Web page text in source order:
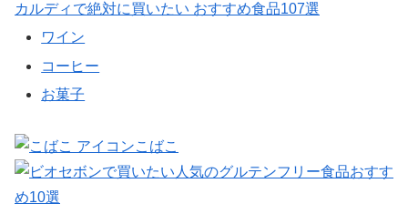
カルディで絶対に買いたい おすすめ食品107選
ワイン
コーヒー
お菓子
こばこ